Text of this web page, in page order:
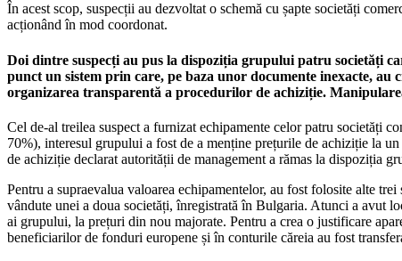
În acest scop, suspecții au dezvoltat o schemă cu șapte societăți
acționând în mod coordonat.
Doi dintre suspecți au pus la dispoziția grupului patru societăți
punct un sistem prin care, pe baza unor documente inexacte,
organizarea transparentă a procedurilor de achiziție.
Cel de-al treilea suspect a furnizat echipamente celor patru societăți
70%), interesul grupului a fost de a menține prețurile de achiziție la
de achiziție declarat autorității de management a rămas la dispoziția
Pentru a supraevalua valoarea echipamentelor, au fost folosite alte
vândute unei a doua societăți, înregistrată în Bulgaria. Atunci a avut
ai grupului, la prețuri din nou majorate. Pentru a crea o justificare
beneficiarilor de fonduri europene și în conturile căreia au fost